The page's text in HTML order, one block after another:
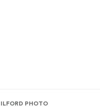
ILFORD PHOTO